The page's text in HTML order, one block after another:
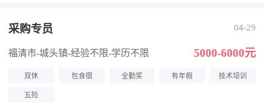
采购专员 04-29
福清市-城头镇-经验不限-学历不限 5000-6000元
双休 包食宿 全勤奖 有年假 技术培训
五险